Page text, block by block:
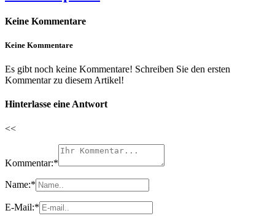
Keine Kommentare
Keine Kommentare
Es gibt noch keine Kommentare! Schreiben Sie den ersten
Kommentar zu diesem Artikel!
Hinterlasse eine Antwort
<<
Kommentar:*
Name:*
E-Mail:*